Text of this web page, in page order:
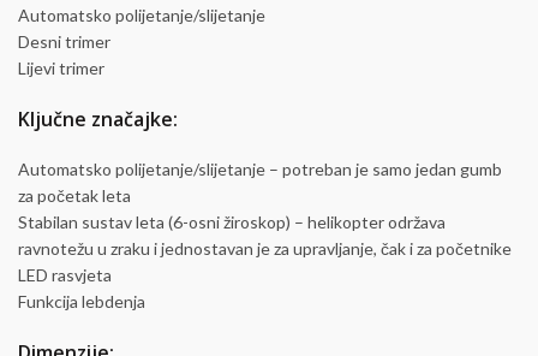
Automatsko polijetanje/slijetanje
Desni trimer
Lijevi trimer
Ključne značajke:
Automatsko polijetanje/slijetanje – potreban je samo jedan gumb
za početak leta
Stabilan sustav leta (6-osni žiroskop) – helikopter održava
ravnotežu u zraku i jednostavan je za upravljanje, čak i za početnike
LED rasvjeta
Funkcija lebdenja